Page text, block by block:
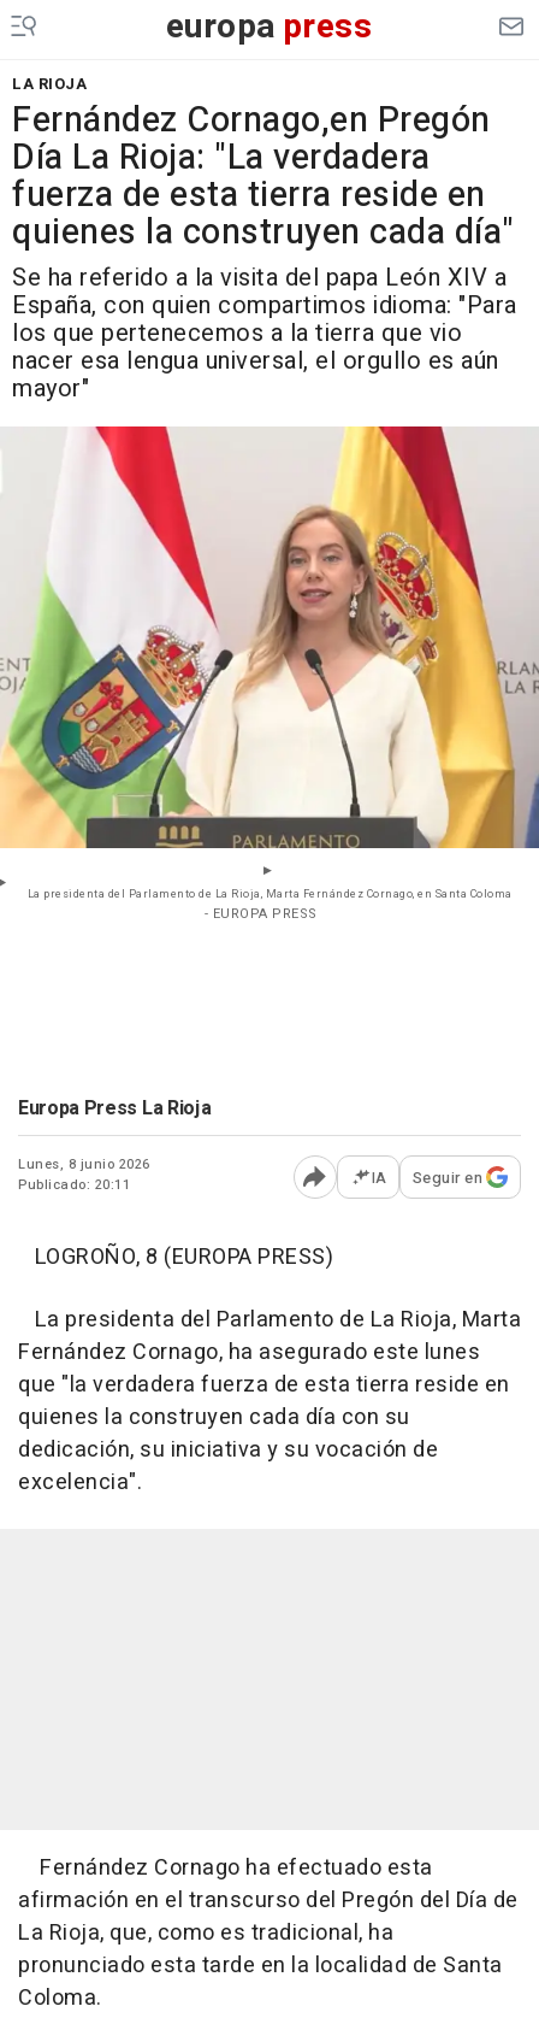
europa press
LA RIOJA
Fernández Cornago,en Pregón
Día La Rioja: "La verdadera
fuerza de esta tierra reside en
quienes la construyen cada día"
Se ha referido a la visita del papa León XIV a
España, con quien compartimos idioma: "Para
los que pertenecemos a la tierra que vio
nacer esa lengua universal, el orgullo es aún
mayor"
La presidenta del Parlamento de La Rioja, Marta Fernández Cornago, en Santa Coloma
- EUROPA PRESS
Europa Press La Rioja
Lunes, 8 junio 2026
Publicado: 20:11
Abrir opciones para
IA Seguir en
LOGROÑO, 8 (EUROPA PRESS)
La presidenta del Parlamento de La Rioja, Marta
Fernández Cornago, ha asegurado este lunes
que "la verdadera fuerza de esta tierra reside en
quienes la construyen cada día con su
dedicación, su iniciativa y su vocación de
excelencia".
Fernández Cornago ha efectuado esta
afirmación en el transcurso del Pregón del Día de
La Rioja, que, como es tradicional, ha
pronunciado esta tarde en la localidad de Santa
Coloma.